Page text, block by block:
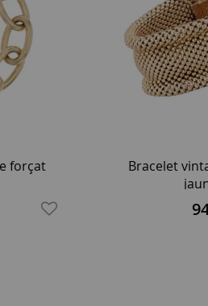
forçat
Bracelet